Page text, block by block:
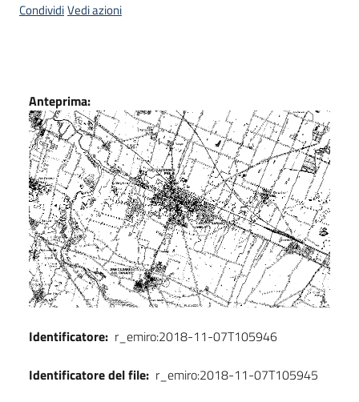
Seguici
CondividiVedi azioni
Dati
Anteprima:
Identificatore: r_emiro:2018-11-07T105946
Identificatore del file: r_emiro:2018-11-07T105945